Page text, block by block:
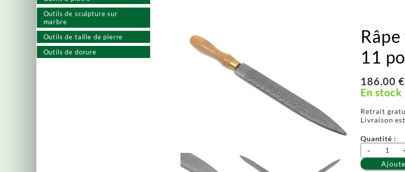
Outils de sculpture sur
marbre
Outils de taille de pierre
Outils de dorure
11
186.00 €
En stock
Retrait
Livraison
Quantité :
-